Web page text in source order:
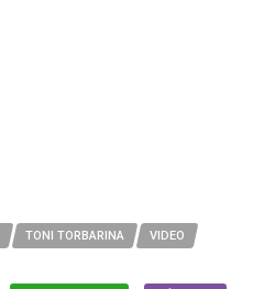
TONI TORBARINA VIDEO